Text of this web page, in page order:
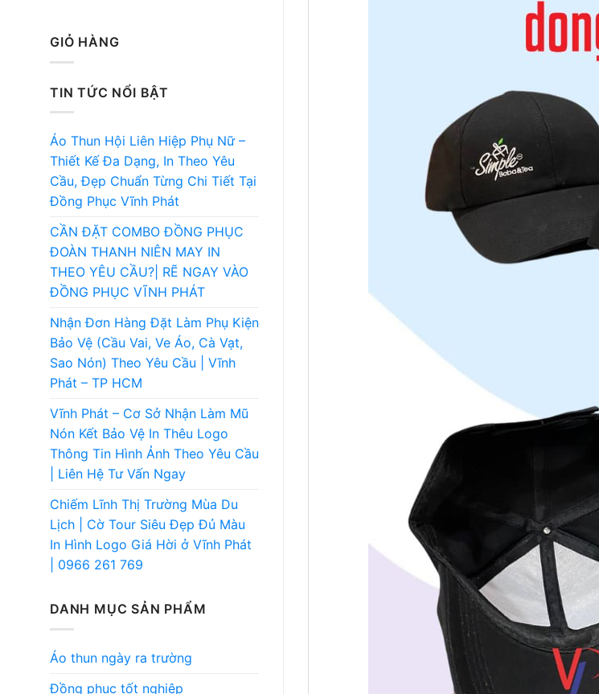
GIỎ HÀNG
TIN TỨC NỔI BẬT
Áo Thun Hội Liên Hiệp Phụ Nữ –
Thiết Kế Đa Dạng, In Theo Yêu
Cầu, Đẹp Chuẩn Từng Chi Tiết Tại
Đồng Phục Vĩnh Phát
CẦN ĐẶT COMBO ĐỒNG PHỤC
ĐOÀN THANH NIÊN MAY IN
THEO YÊU CẦU?| RẼ NGAY VÀO
ĐỒNG PHỤC VĨNH PHÁT
Nhận Đơn Hàng Đặt Làm Phụ Kiện
Bảo Vệ (Cầu Vai, Ve Áo, Cà Vạt,
Sao Nón) Theo Yêu Cầu | Vĩnh
Phát – TP HCM
Vĩnh Phát – Cơ Sở Nhận Làm Mũ
Nón Kết Bảo Vệ In Thêu Logo
Thông Tin Hình Ảnh Theo Yêu Cầu
| Liên Hệ Tư Vấn Ngay
Chiếm Lĩnh Thị Trường Mùa Du
Lịch | Cờ Tour Siêu Đẹp Đủ Màu
In Hình Logo Giá Hời ở Vĩnh Phát
| 0966 261 769
DANH MỤC SẢN PHẨM
Áo thun ngày ra trường
Đồng phục tốt nghiệp